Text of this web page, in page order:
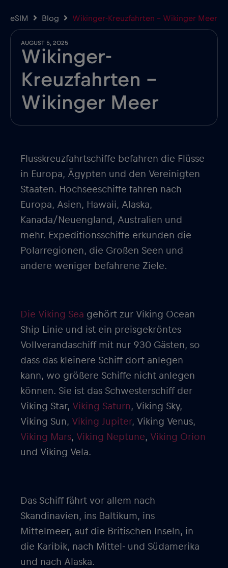
eSIM Blog Wikinger-Kreuzfahrten – Wikinger Meer
AUGUST 5, 2025
Wikinger-
Kreuzfahrten –
Wikinger Meer
Flusskreuzfahrtschiffe befahren die Flüsse
in Europa, Ägypten und den Vereinigten
Staaten. Hochseeschiffe fahren nach
Europa, Asien, Hawaii, Alaska,
Kanada/Neuengland, Australien und
mehr. Expeditionsschiffe erkunden die
Polarregionen, die Großen Seen und
andere weniger befahrene Ziele.
Die Viking Sea gehört zur Viking Ocean
Ship Linie und ist ein preisgekröntes
Vollverandaschiff mit nur 930 Gästen, so
dass das kleinere Schiff dort anlegen
kann, wo größere Schiffe nicht anlegen
können. Sie ist das Schwesterschiff der
Viking Star, Viking Saturn, Viking Sky,
Viking Sun, Viking Jupiter, Viking Venus,
Viking Mars, Viking Neptune, Viking Orion
und Viking Vela.
Das Schiff fährt vor allem nach
Skandinavien, ins Baltikum, ins
Mittelmeer, auf die Britischen Inseln, in
die Karibik, nach Mittel- und Südamerika
und nach Alaska.